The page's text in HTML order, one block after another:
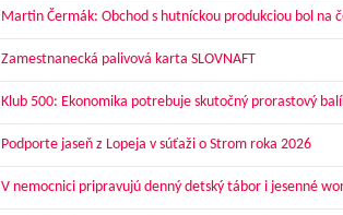
Martin Čermák: Obchod s hutníckou produkciou bol na
Zamestnanecká palivová karta SLOVNAFT
Klub 500: Ekonomika potrebuje skutočný prorastový
Podporte jaseň z Lopeja v súťaži o Strom roka 2026
V nemocnici pripravujú denný detský tábor i jesenné